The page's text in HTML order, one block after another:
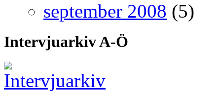
september 2008 (5)
Intervjuarkiv A-Ö